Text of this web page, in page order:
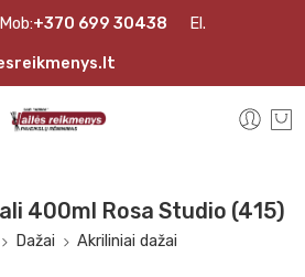
+370 699 30438 El.
400ml Rosa Studio (415)
Dažai Akriliniai dažai